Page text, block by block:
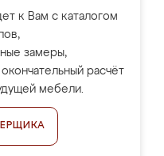
к Вам с каталогом
замеры,
расчёт
мебели.